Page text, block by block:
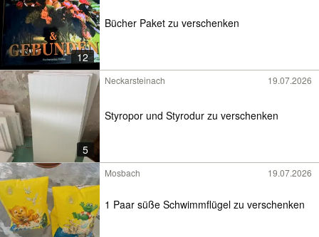
12
Bücher Paket zu verschenken
5
Neckarsteinach 19.07.2026
Styropor und Styrodur zu verschenken
Mosbach 19.07.2026
1 Paar süße Schwimmflügel zu verschenken